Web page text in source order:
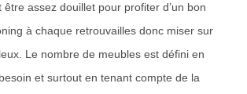
être assez douillet pour profiter d’un bon
à chaque retrouvailles donc miser sur
Le nombre de meubles est défini en
et surtout en tenant compte de la